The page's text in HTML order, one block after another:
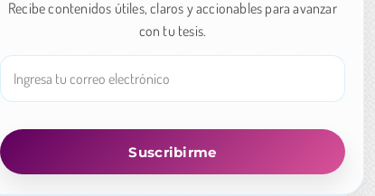
Recibe contenidos útiles, claros y accionables para avanzar
con tu tesis.